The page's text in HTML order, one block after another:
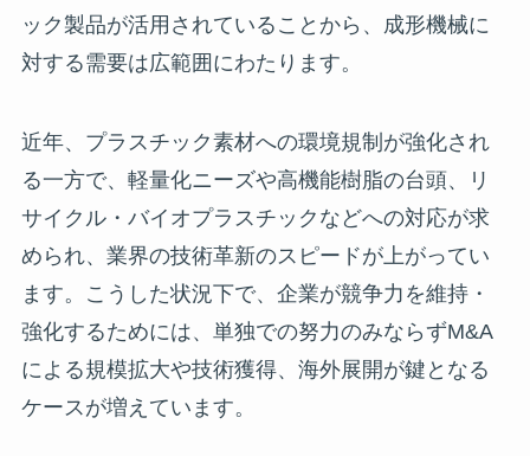
ック製品が活用されていることから、成形機械に
対する需要は広範囲にわたります。
近年、プラスチック素材への環境規制が強化され
る一方で、軽量化ニーズや高機能樹脂の台頭、リ
サイクル・バイオプラスチックなどへの対応が求
められ、業界の技術革新のスピードが上がってい
ます。こうした状況下で、企業が競争力を維持・
強化するためには、単独での努力のみならずM&A
による規模拡大や技術獲得、海外展開が鍵となる
ケースが増えています。